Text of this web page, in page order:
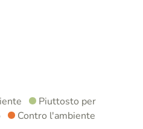
Piuttosto per
Contro l'ambiente